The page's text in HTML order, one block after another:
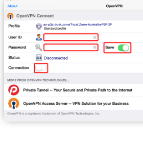
au-p2p.trust.zone/Trust.Zone-Australia-P2P-2P